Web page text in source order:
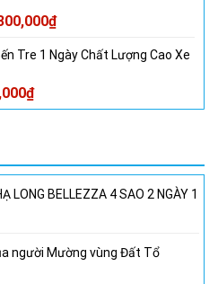
800,000₫.
₫Giá
tại
Tre 1 Ngày Chất Lượng Cao Xe
₫Giá
hiện
800,000₫.
LONG BELLEZZA 4 SAO 2 NGÀY 1
người Mường vùng Đất Tổ